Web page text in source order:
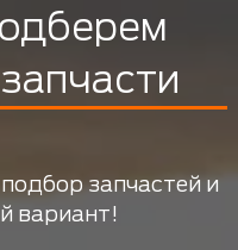
запчастей и
вариант!